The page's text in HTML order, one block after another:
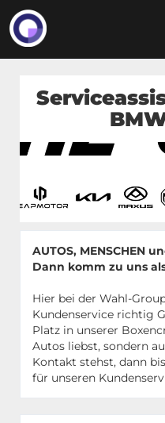
AUTOS, MENSCHEN
Dann komm zu uns
Hier bei der Wahl-
Kundenservice richtig
Platz in unserer
Autos liebst, sondern
Kontakt stehst, dann
für unseren